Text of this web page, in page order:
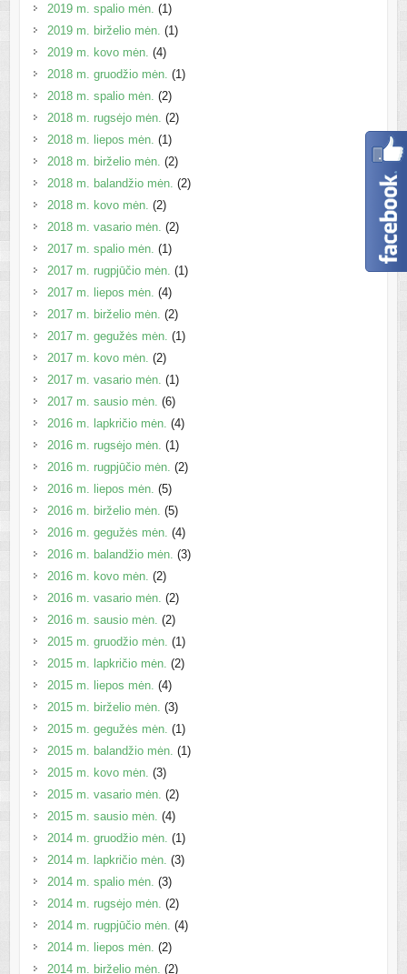
2019 m. spalio mėn. (1)
2019 m. birželio mėn. (1)
2019 m. kovo mėn. (4)
2018 m. gruodžio mėn. (1)
2018 m. spalio mėn. (2)
2018 m. rugsėjo mėn. (2)
2018 m. liepos mėn. (1)
2018 m. birželio mėn. (2)
2018 m. balandžio mėn. (2)
2018 m. kovo mėn. (2)
2018 m. vasario mėn. (2)
2017 m. spalio mėn. (1)
2017 m. rugpjūčio mėn. (1)
2017 m. liepos mėn. (4)
2017 m. birželio mėn. (2)
2017 m. gegužės mėn. (1)
2017 m. kovo mėn. (2)
2017 m. vasario mėn. (1)
2017 m. sausio mėn. (6)
2016 m. lapkričio mėn. (4)
2016 m. rugsėjo mėn. (1)
2016 m. rugpjūčio mėn. (2)
2016 m. liepos mėn. (5)
2016 m. birželio mėn. (5)
2016 m. gegužės mėn. (4)
2016 m. balandžio mėn. (3)
2016 m. kovo mėn. (2)
2016 m. vasario mėn. (2)
2016 m. sausio mėn. (2)
2015 m. gruodžio mėn. (1)
2015 m. lapkričio mėn. (2)
2015 m. liepos mėn. (4)
2015 m. birželio mėn. (3)
2015 m. gegužės mėn. (1)
2015 m. balandžio mėn. (1)
2015 m. kovo mėn. (3)
2015 m. vasario mėn. (2)
2015 m. sausio mėn. (4)
2014 m. gruodžio mėn. (1)
2014 m. lapkričio mėn. (3)
2014 m. spalio mėn. (3)
2014 m. rugsėjo mėn. (2)
2014 m. rugpjūčio mėn. (4)
2014 m. liepos mėn. (2)
2014 m. birželio mėn. (2)